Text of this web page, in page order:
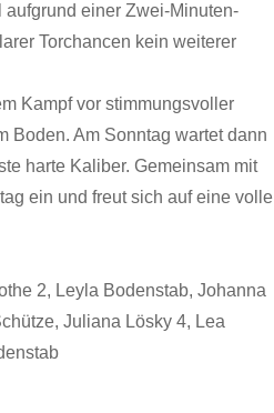
einer Zwei-Minuten-
Torchancen kein weiterer
Kampf vor stimmungsvoller
Boden. Am Sonntag wartet dann
harte Kaliber. Gemeinsam mit
ein und freut sich auf eine volle
2, Leyla Bodenstab, Johanna
Juliana Lösky 4, Lea